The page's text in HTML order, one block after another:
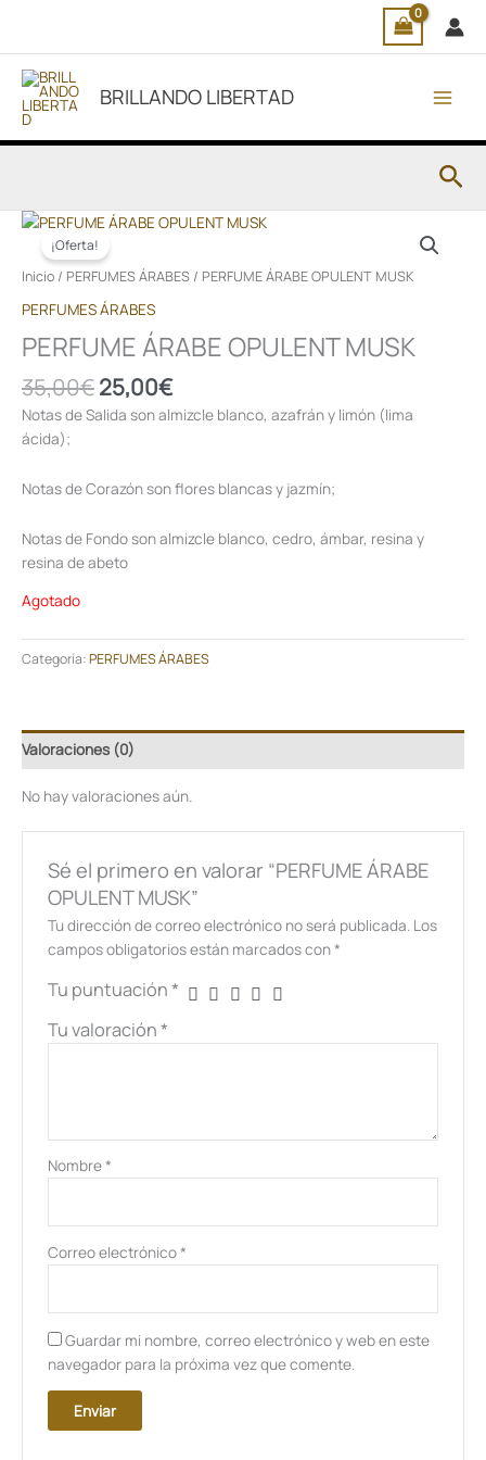
contenido
BRILLANDO LIBERTAD
¡Oferta!
Inicio / PERFUMES ÁRABES / PERFUME ÁRABE OPULENT MUSK
PERFUMES ÁRABES
PERFUME ÁRABE OPULENT MUSK
35,00€
El
precio
original
era:
35,00€.
25,00€
El
actual
Notas de Salida son almizcle blanco, azafrán y limón (lima
ácida);
Notas de Corazón son flores blancas y jazmín;
Notas de Fondo son almizcle blanco, cedro, ámbar, resina y
resina de abeto
Agotado
Categoría:PERFUMES ÁRABES
Valoraciones (0)
No hay valoraciones aún.
Sé el primero en valorar “PERFUME ÁRABE
OPULENT MUSK”
Tu dirección de correo electrónico no será publicada. Los
campos obligatorios están marcados con*
Tu puntuación*
Tu valoración*
Nombre*
Correo electrónico*
Guardar mi nombre, correo electrónico y web en este
navegador para la próxima vez que comente.